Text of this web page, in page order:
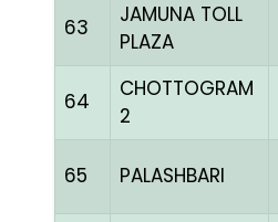
63
JAMUNA TOLL
PLAZA
64
CHOTTOGRAM
2
65 PALASHBARI